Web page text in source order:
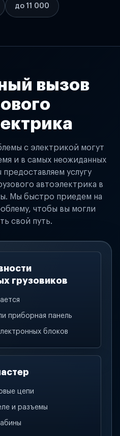
до 11 000
вызов
с электрикой могут
и в самых неожиданных
услугу
автоэлектрика в
Мы быстро приедем на
чтобы вы могли
свой путь.
грузовиков
приборная панель
блоков
цепи
и разъемы